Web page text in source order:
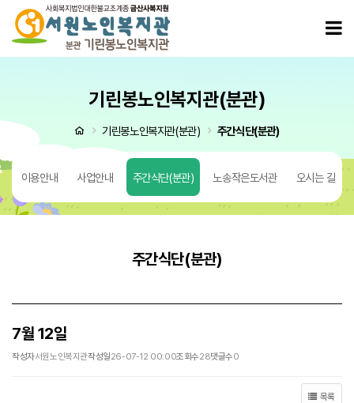
7월 12일 > 주간식단(분관)
기린봉노인복지관(분관)
처음으로
기린봉노인복지관(분관) 주간식단(분관)
이용안내 사업안내 주간식단(분관) 노송작은도서관 오시는 길
주간식단(분관)
7월 12일
작성자서원노인복지관작성일26-07-12 00:00조회수28댓글수0
목록